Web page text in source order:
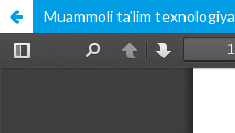
Muammoli ta’lim